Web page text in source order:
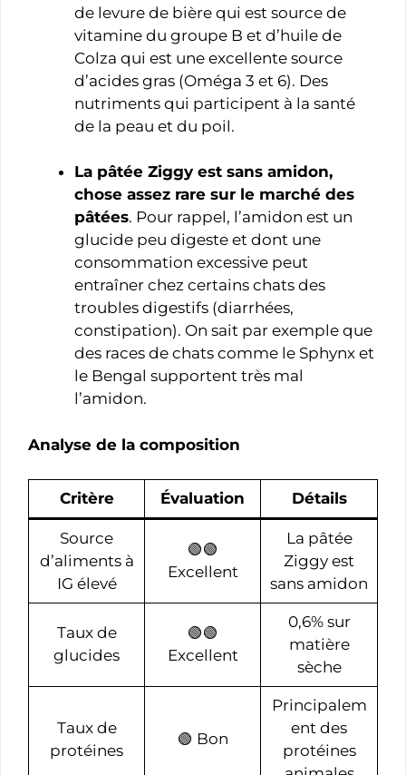
de levure de bière qui est source de
vitamine du groupe B et d’huile de
Colza qui est une excellente source
d’acides gras (Oméga 3 et 6). Des
nutriments qui participent à la santé
de la peau et du poil.
La pâtée Ziggy est sans amidon,
chose assez rare sur le marché des
pâtées. Pour rappel, l’amidon est un
glucide peu digeste et dont une
consommation excessive peut
entraîner chez certains chats des
troubles digestifs (diarrhées,
constipation). On sait par exemple que
des races de chats comme le Sphynx et
le Bengal supportent très mal
l’amidon.
Analyse de la composition
Critère Évaluation Détails
Source
d’aliments à
IG élevé
🟢🟢
Excellent
La pâtée
Ziggy est
sans amidon
Taux de
glucides
🟢🟢
Excellent
0,6% sur
matière
sèche
Taux de
protéines
🟢 Bon
Principalem
ent des
protéines